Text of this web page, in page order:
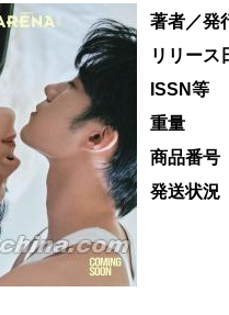
著者／発
リリース
ISSN等
重量
商品番号
発送状況